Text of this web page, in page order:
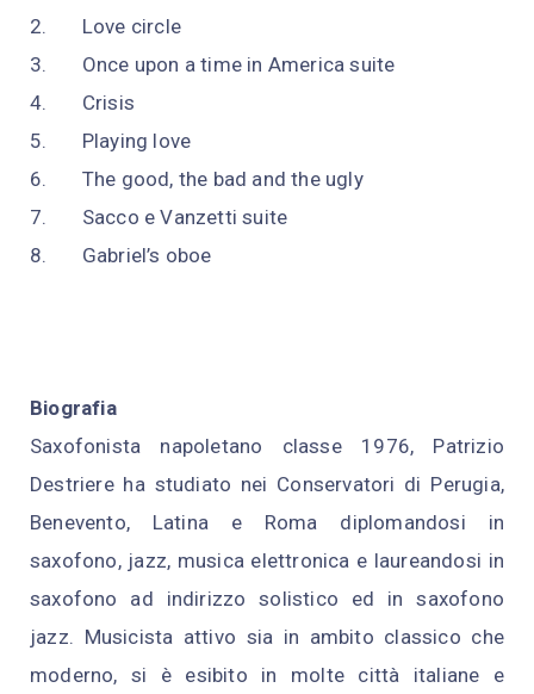
2.
Love circle
3.
Once upon a time in America suite
4.
Crisis
5.
Playing love
6.
The good, the bad and the ugly
7.
Sacco e Vanzetti suite
8.
Gabriel’s oboe
Biografia
Saxofonista napoletano classe 1976, Patrizio
Destriere ha studiato nei Conservatori di Perugia,
Benevento, Latina e Roma diplomandosi in
saxofono, jazz, musica elettronica e laureandosi in
saxofono ad indirizzo solistico ed in saxofono
jazz. Musicista attivo sia in ambito classico che
moderno, si è esibito in molte città italiane e